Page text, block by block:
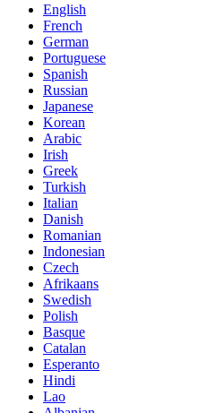
English
French
German
Portuguese
Spanish
Russian
Japanese
Korean
Arabic
Irish
Greek
Turkish
Italian
Danish
Romanian
Indonesian
Czech
Afrikaans
Swedish
Polish
Basque
Catalan
Esperanto
Hindi
Lao